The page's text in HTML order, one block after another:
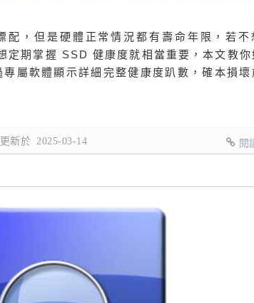
，但是硬體正常情況都有壽命年限，若不
定期掌握 SSD 健康度就相當重要，本文教你
屬軟體顯示詳細完整健康度趴數，確本損壞
新於 2025-03-14 閱